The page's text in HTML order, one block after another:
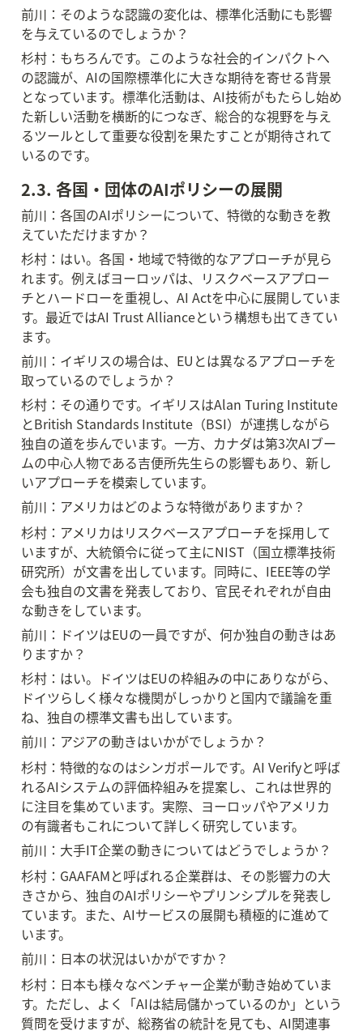
前川：そのような認識の変化は、標準化活動にも影響
を与えているのでしょうか？
杉村：もちろんです。このような社会的インパクトへ
の認識が、AIの国際標準化に大きな期待を寄せる背景
となっています。標準化活動は、AI技術がもたらし始め
た新しい活動を横断的につなぎ、総合的な視野を与え
るツールとして重要な役割を果たすことが期待されて
いるのです。
2.3. 各国・団体のAIポリシーの展開
前川：各国のAIポリシーについて、特徴的な動きを教
えていただけますか？
杉村：はい。各国・地域で特徴的なアプローチが見ら
れます。例えばヨーロッパは、リスクベースアプロー
チとハードローを重視し、AI Actを中心に展開していま
す。最近ではAI Trust Allianceという構想も出てきてい
ます。
前川：イギリスの場合は、EUとは異なるアプローチを
取っているのでしょうか？
杉村：その通りです。イギリスはAlan Turing Institute
とBritish Standards Institute（BSI）が連携しながら
独自の道を歩んでいます。一方、カナダは第3次AIブー
ムの中心人物である吉便所先生らの影響もあり、新し
いアプローチを模索しています。
前川：アメリカはどのような特徴がありますか？
杉村：アメリカはリスクベースアプローチを採用して
いますが、大統領令に従って主にNIST（国立標準技術
研究所）が文書を出しています。同時に、IEEE等の学
会も独自の文書を発表しており、官民それぞれが自由
な動きをしています。
前川：ドイツはEUの一員ですが、何か独自の動きはあ
りますか？
杉村：はい。ドイツはEUの枠組みの中にありながら、
ドイツらしく様々な機関がしっかりと国内で議論を重
ね、独自の標準文書も出しています。
前川：アジアの動きはいかがでしょうか？
杉村：特徴的なのはシンガポールです。AI Verifyと呼ば
れるAIシステムの評価枠組みを提案し、これは世界的
に注目を集めています。実際、ヨーロッパやアメリカ
の有識者もこれについて詳しく研究しています。
前川：大手IT企業の動きについてはどうでしょうか？
杉村：GAAFAMと呼ばれる企業群は、その影響力の大
きさから、独自のAIポリシーやプリンシプルを発表し
ています。また、AIサービスの展開も積極的に進めて
います。
前川：日本の状況はいかがですか？
杉村：日本も様々なベンチャー企業が動き始めていま
す。ただし、よく「AIは結局儲かっているのか」という
質問を受けますが、総務省の統計を見ても、AI関連事